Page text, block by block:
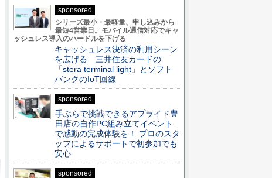
sponsored
シリーズ最小・最軽量、申し込みから
最短4営業日。モバイル通信対応でキャ
ッシュレス導入のハードルを下げる
キャッシュレス決済の利用シーン
を広げる 三井住友カードの
「stera terminal light」とソフト
バンクのIoT回線
sponsored
手ぶらで挑戦できるアプライド豊
田店の自作PC組み立てイベント
で感動の完成体験を！ プロのスタ
ッフによるサポートで初参加でも
安心
sponsored